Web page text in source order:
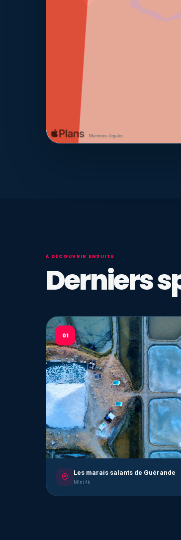
À DÉCOUVRIR ENSUITE
Derniers
01
Les marais salants de Guérande
Mini 4k